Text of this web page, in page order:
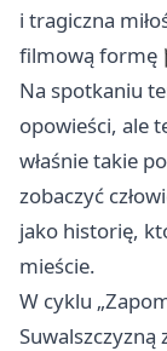
i tragiczna
filmową formę
Na spotkaniu
opowieści, ale
właśnie takie
zobaczyć
jako historię,
mieście.
W cyklu
Suwalszczyzną